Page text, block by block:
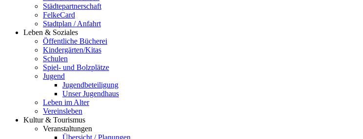
Städtepartnerschaft
FelkeCard
Stadtplan / Anfahrt
Leben & Soziales
Öffentliche Bücherei
Kindergärten/Kitas
Schulen
Spiel- und Bolzplätze
Jugend
Jugendbeteiligung
Unser Jugendhaus
Leben im Alter
Vereinsleben
Kultur & Tourismus
Veranstaltungen
Übersicht / Planungen